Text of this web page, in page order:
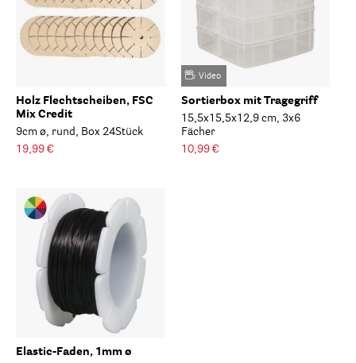
Holz Flechtscheiben, FSC
Mix Credit
9cm ø, rund, Box 24Stück
19,99 €
Video
Sortierbox mit Tragegriff
15,5x15,5x12,9 cm, 3x6
Fächer
10,99 €
Elastic-Faden, 1mm ø